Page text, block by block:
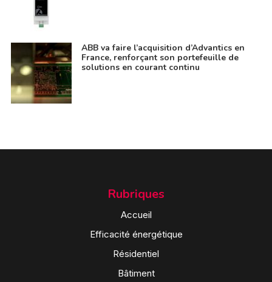
ABB va faire l’acquisition d’Advantics en
France, renforçant son portefeuille de
solutions en courant continu
Rubriques
Accueil
Efficacité énergétique
Résidentiel
Bâtiment